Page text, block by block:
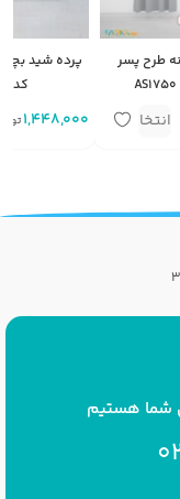
طرح پسر
انتخاب
پرده شید
کد AS1749
1,448,000